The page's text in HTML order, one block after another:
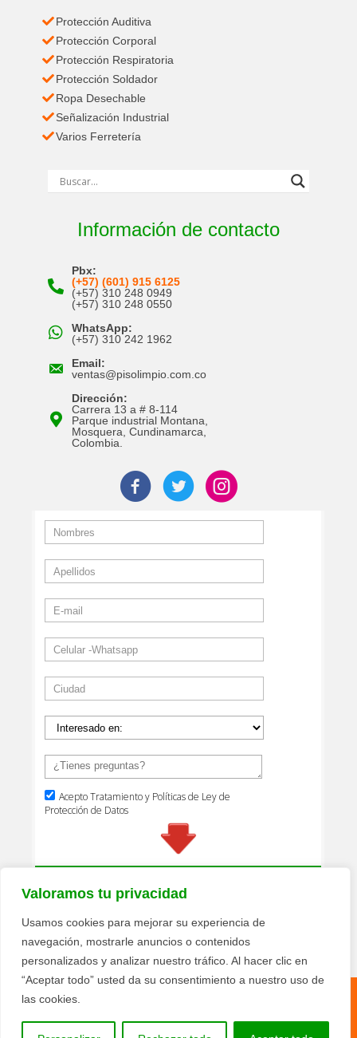
Valoramos tu privacidad
Usamos cookies para mejorar su experiencia de
navegación, mostrarle anuncios o contenidos
personalizados y analizar nuestro tráfico. Al hacer clic en
“Aceptar todo” usted da su consentimiento a nuestro uso de
las cookies.
Protección Auditiva
Protección Corporal
Protección Respiratoria
Protección Soldador
Ropa Desechable
Señalización Industrial
Varios Ferretería
Información de contacto
Pbx:
(+57) (601) 915 6125
(+57) 310 248 0949
(+57) 310 248 0550
WhatsApp:
(+57) 310 242 1962
Email:
ventas@pisolimpio.com.co
Dirección:
Carrera 13 a # 8-114
Parque industrial Montana,
Mosquera, Cundinamarca,
Colombia.
Política de privacidad
© 2026 Texquiplas Pisolimpio - Todos los derechos